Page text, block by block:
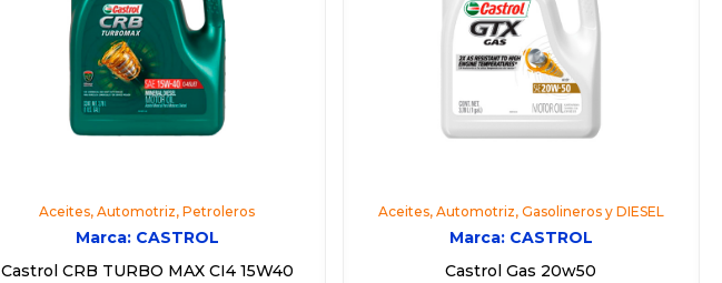
Aceites,Automotriz,Petroleros
Marca: CASTROL
Castrol CRB TURBO MAX CI4 15W40
Aceites, Automotriz, Gasolineros y DIESEL
Marca: CASTROL
Castrol Gas 20w50